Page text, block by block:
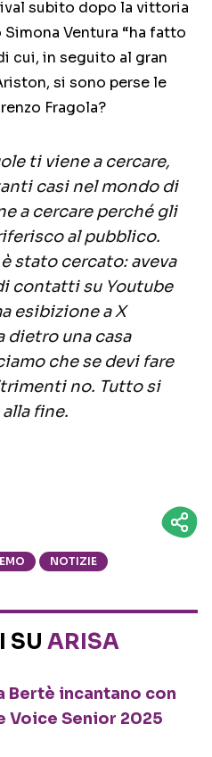
subito dopo la vittoria
Ventura “ha fatto
cui, in seguito al gran
si sono perse le
Fragola?
ti viene a cercare,
casi nel mondo di
a cercare perché gli
al pubblico.
stato cercato: aveva
contatti su Youtube
esibizione a X
dietro una casa
che se devi fare
no. Tutto si
fine.
NOTIZIE
SU ARISA
Bertè incantano con
Voice Senior 2025